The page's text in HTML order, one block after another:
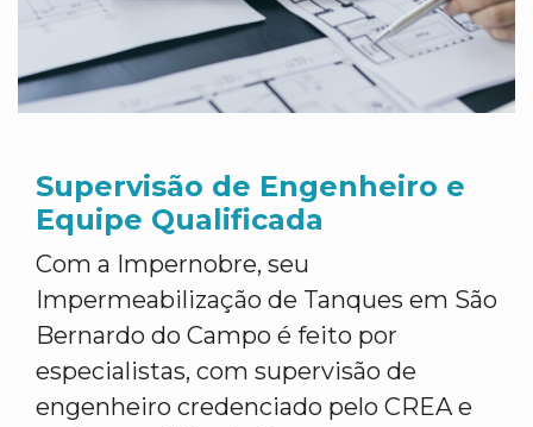
Supervisão de Engenheiro e
Equipe Qualificada
Com a Impernobre, seu
Impermeabilização de Tanques em São
Bernardo do Campo é feito por
especialistas, com supervisão de
engenheiro credenciado pelo CREA e